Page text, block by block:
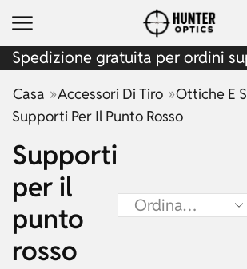
Spedizione gratuita per ordini
Casa »Accessori Di Tiro »Ottiche E
Supporti Per Il Punto Rosso
Supporti
per il
punto
rosso